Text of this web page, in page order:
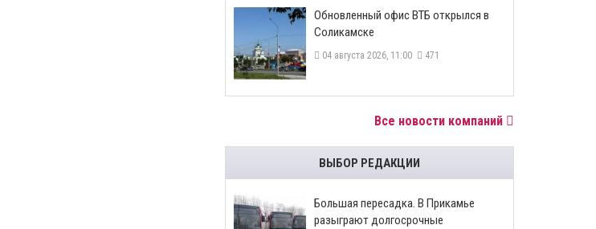
​Обновленный офис ВТБ открылся в
Соликамске
04 августа 2026, 11:00 471
Все новости компаний
ВЫБОР РЕДАКЦИИ
Большая пересадка. В Прикамье
разыграют долгосрочные